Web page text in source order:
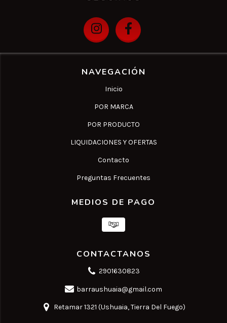
NAVEGACIÓN
Inicio
POR MARCA
POR PRODUCTO
LIQUIDACIONES Y OFERTAS
Contacto
Preguntas Frecuentes
MEDIOS DE PAGO
CONTACTANOS
2901630823
barraushuaia@gmail.com
Retamar 1321 (Ushuaia, Tierra Del Fuego)